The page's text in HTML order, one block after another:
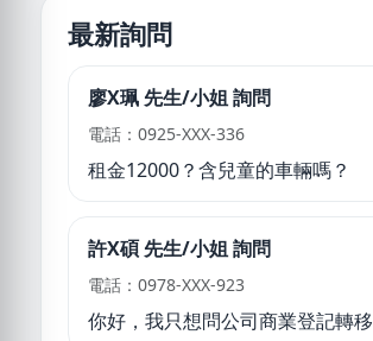
最新詢問
廖X珮 先生/小姐 詢問
電話：0925-XXX-336
租金12000？含兒童的車輛嗎？
許X碩 先生/小姐 詢問
電話：0978-XXX-923
你好，我只想問公司商業登記轉移